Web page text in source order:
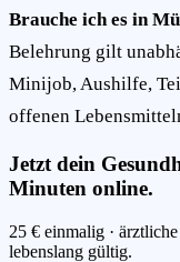
Brauche ich es in
Belehrung gilt
Minijob, Aushilfe,
offenen
Jetzt dein
Minuten online.
25 € einmalig ·
lebenslang gültig.